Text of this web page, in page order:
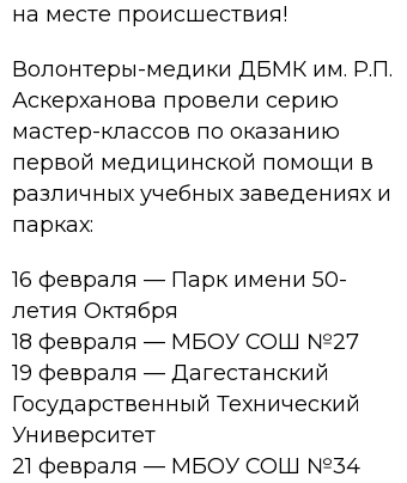
на месте происшествия!
Волонтеры-медики ДБМК им. Р.П.
Аскерханова провели серию
мастер-классов по оказанию
первой медицинской помощи в
различных учебных заведениях и
парках:
16 февраля — Парк имени 50-
летия Октября
18 февраля — МБОУ СОШ №27
19 февраля — Дагестанский
Государственный Технический
Университет
21 февраля — МБОУ СОШ №34